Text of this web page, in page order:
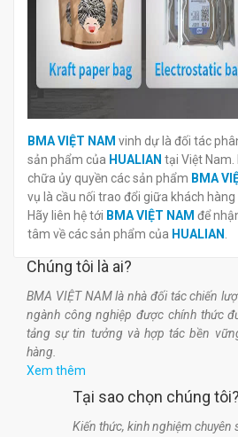
BMA VIỆT NAM vinh dự là đối tác
sản phẩm của HUALIAN tại Việt Nam.
chữa ủy quyền các sản phẩm BMA
vụ là cầu nối trao đổi giữa khách hàng
Hãy liên hệ tới BMA VIỆT NAM để
tâm về các sản phẩm của HUALIAN
Chúng tôi là ai?
BMA VIỆT NAM là nhà đối tác chiến
ngành công nghiệp được chính thức
tảng sự tin tưởng và hợp tác bền
hàng.
Xem thêm
Tại sao chọn chúng tôi?
Kiến thức, kinh nghiệm chuyên